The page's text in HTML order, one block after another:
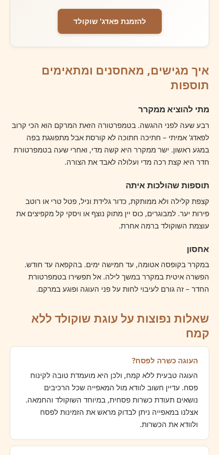
להזמנת פאדג' שוקולד
איך מגישים, מאחסנים ומתאימים
תוספות
מתי להוציא ממקרר
רבע שעה לפני ההגשה. בטמפרטורה הזאת המרקם הוא הכי קרוב
לפאדג' אמיתי – חתיכה חתוכה לא קורסת אבל מתפוגגת בפה
במגע ראשון. ישר ממקרר היא קשה מדי, ואחרי שעה בטמפרטורת
חדר היא קצת רכה מדי ועלולה לאבד את הצורה.
תוספות שהולכות איתה
קצפת קלילה ולא ממותקת, כדור גלידת וניל, פטל טרי או רוטב
פירות יער. למבוגרים, כוס יין מתוק נוצף או ויסקי קל מקפיצים את
עוצמת השוקולד ברמה אחרת.
אחסון
במקרר בקופסה אטומה, עד חמישה ימים. בהקפאה עד חודש.
הפשרה איטית במקרר במשך לילה. אל תפשירו בטמפרטורת
החדר – זה גורם לעיבוי לחות על פני העוגה ופוגע במרקם.
שאלות נפוצות על עוגת שוקולד ללא
קמח
העוגה כשרה לפסח?
העוגה טבעית ללא קמח, ולכן היא מועמדת טובה לקינוח
פסח. עדיין חשוב לוודא מול המאפייה שכל הרכיבים
נושאים תעודת כשרות פסחית, במיוחד השוקולד והחמאה.
אצלנו במאפייה ניתן לבדוק מראש את הזמינות לפסח
ולוודא את הכשרות.